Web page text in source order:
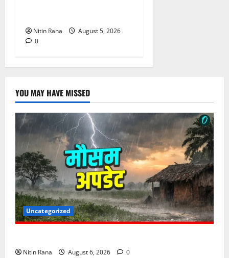
Nitin Rana
August 5, 2026
0
YOU MAY HAVE MISSED
Uncategorized
Nitin Rana August 6, 2026 0